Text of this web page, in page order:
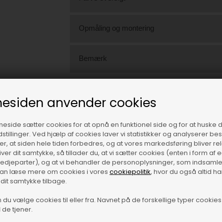
anvender cookies
sætter cookies for at opnå en funktionel side og for at huske
Ved hjælp af cookies laver vi statistikker og analyserer
at siden hele tiden forbedres, og at vores markedsføring bliver
dit samtykke, så tillader du, at vi sætter cookies (enten i form af
og at vi behandler de personoplysninger, som
læse mere om cookies i vores cookiepolitik, hvor du også altid
samtykke tilbage.
du vælge cookies til eller fra. Navnet på de forskellige typer
tjener.
Opmåling og montering
Bemærk
Se alle køkkenlåger og fronter
Spørgsmål?
Ring til os på tlf.22129000